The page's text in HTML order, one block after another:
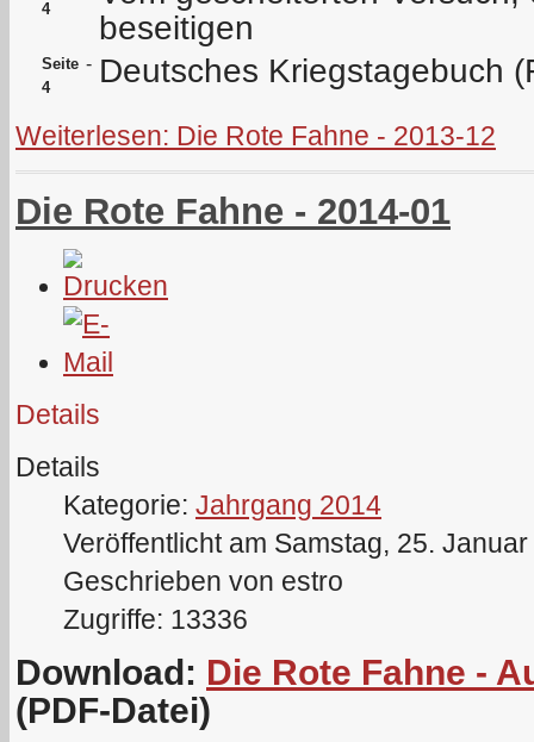
4
beseitigen
Seite
4
- Deutsches Kriegstagebuch
Weiterlesen: Die Rote Fahne - 2013-12
Die Rote Fahne - 2014-01
Details
Details
Kategorie: Jahrgang 2014
Veröffentlicht am Samstag, 25.
Geschrieben von estro
Zugriffe: 13336
Download: Die Rote Fahne -
(PDF-Datei)